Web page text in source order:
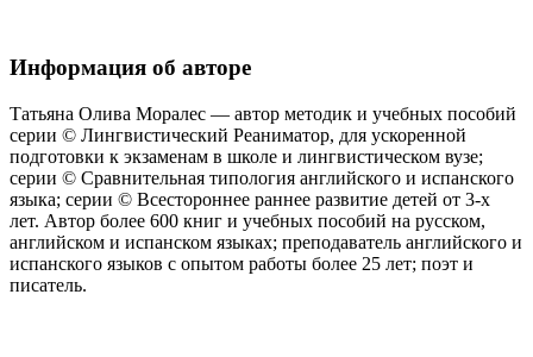
Информация об авторе
Татьяна Олива Моралес — автор методик и учебных пособий
серии © Лингвистический Реаниматор, для ускоренной
подготовки к экзаменам в школе и лингвистическом вузе;
серии © Сравнительная типология английского и испанского
языка; серии © Всестороннее раннее развитие детей от 3-х
лет. Автор более 600 книг и учебных пособий на русском,
английском и испанском языках; преподаватель английского и
испанского языков c опытом работы более 25 лет; поэт и
писатель.